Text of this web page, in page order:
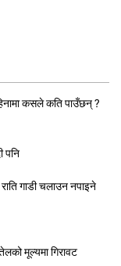
कसले कति पाउँछन् ?
पनि
गाडी चलाउन नपाइने
मूल्यमा गिरावट